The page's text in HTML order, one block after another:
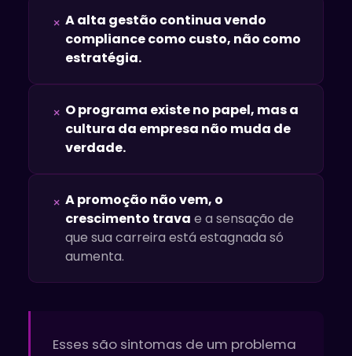
× A alta gestão continua vendo
compliance como custo, não como
estratégia.
× O programa existe no papel, mas a
cultura da empresa não muda de
verdade.
× A promoção não vem, o
crescimento trava e a sensação de
que sua carreira está estagnada só
aumenta.
Esses são sintomas de um problema